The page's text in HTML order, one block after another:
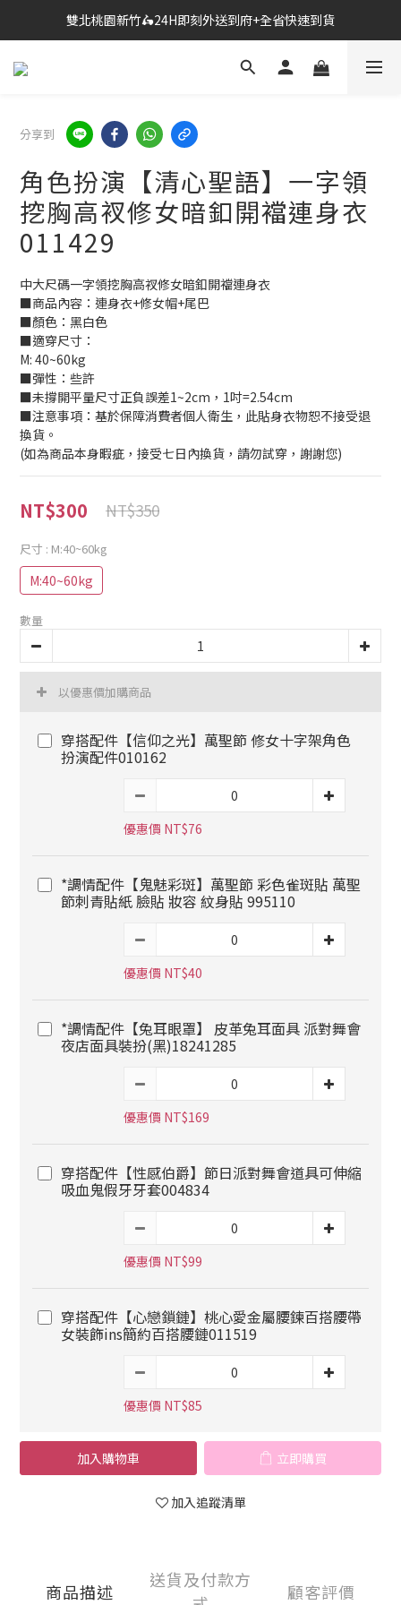
🔗點我跳轉進入👉台灣No2情趣用品商城
🔗點我跳轉進入👉台灣No2情趣用品商城
分享到
角色扮演【清心聖語】一字領
挖胸高衩修女暗釦開襠連身衣
011429
中大尺碼一字領挖胸高衩修女暗釦開襠連身衣
■商品內容：連身衣+修女帽+尾巴
■顏色：黑白色
■適穿尺寸：
M: 40~60kg
■彈性：些許
■未撐開平量尺寸正負誤差1~2cm，1吋=2.54cm
■注意事項：基於保障消費者個人衛生，此貼身衣物恕不接受退
換貨。
(如為商品本身暇疵，接受七日內換貨，請勿試穿，謝謝您)
NT$300 NT$350
尺寸 : M:40~60kg
M:40~60kg
數量
以優惠價加購商品
穿搭配件【信仰之光】萬聖節 修女十字架角色
扮演配件010162
優惠價 NT$76
*調情配件【鬼魅彩斑】萬聖節 彩色雀斑貼 萬聖
節刺青貼紙 臉貼 妝容 紋身貼 995110
優惠價 NT$40
*調情配件【兔耳眼罩】 皮革兔耳面具 派對舞會
夜店面具裝扮(黑)18241285
優惠價 NT$169
穿搭配件【性感伯爵】節日派對舞會道具可伸縮
吸血鬼假牙牙套004834
優惠價 NT$99
穿搭配件【心戀鎖鏈】桃心愛金屬腰鍊百搭腰帶
女裝飾ins簡約百搭腰鏈011519
優惠價 NT$85
加入購物車 立即購買
加入追蹤清單
商品描述
送貨及付款方
顧客評價